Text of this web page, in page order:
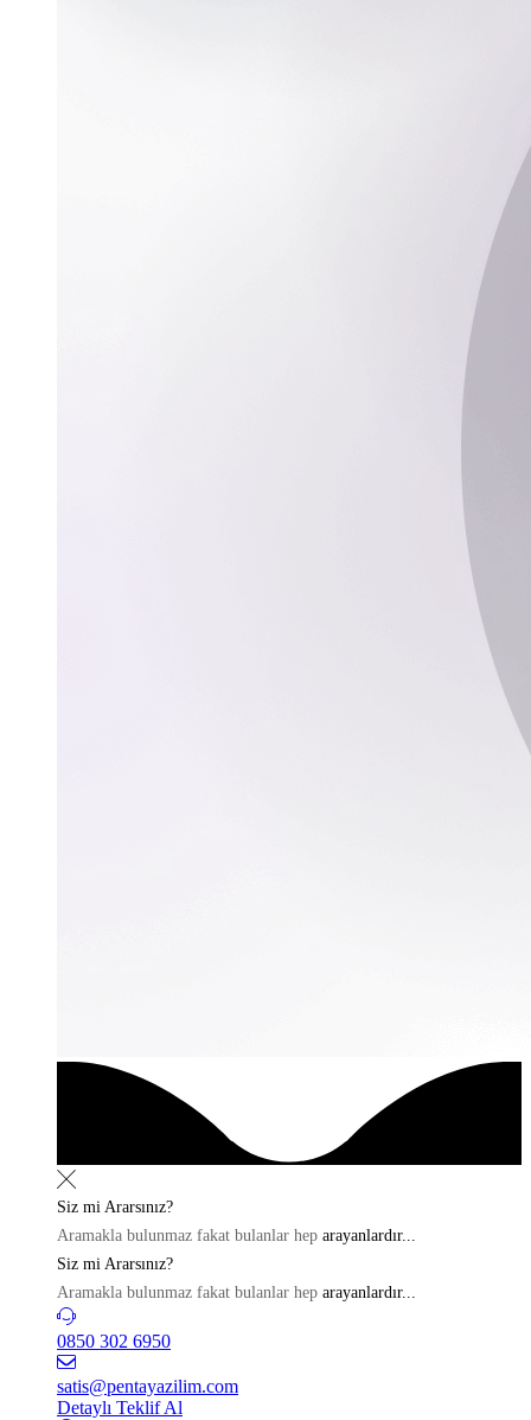
Siz mi Ararsınız?
Aramakla bulunmaz fakat bulanlar hep arayanlardır...
Siz mi Ararsınız?
Aramakla bulunmaz fakat bulanlar hep arayanlardır...
0850 302 6950
satis@pentayazilim.com
Detaylı Teklif Al